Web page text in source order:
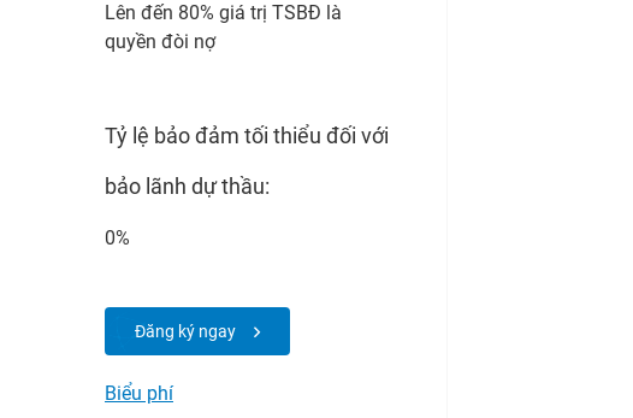
Lên đến 80% giá trị TSBĐ là
quyền đòi nợ
Tỷ lệ bảo đảm tối thiểu đối với
bảo lãnh dự thầu:
0%
Đăng ký ngay
Biểu phí